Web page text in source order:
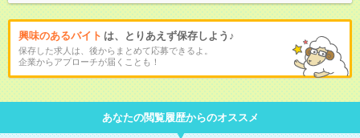
興味のあるバイト は、とりあえず保存しよう♪
保存した求人は、後からまとめて応募できるよ。
企業からアプローチが届くことも！
あなたの閲覧履歴からのオススメ